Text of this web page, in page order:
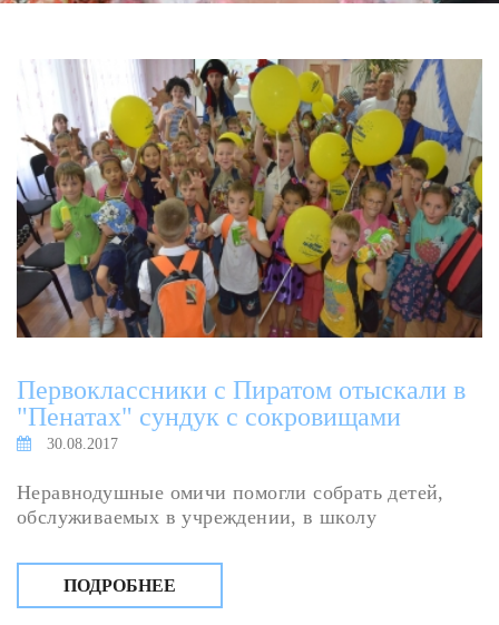
Первоклассники с Пиратом отыскали в
"Пенатах" сундук с сокровищами
30.08.2017
Неравнодушные омичи помогли собрать детей,
обслуживаемых в учреждении, в школу
ПОДРОБНЕЕ